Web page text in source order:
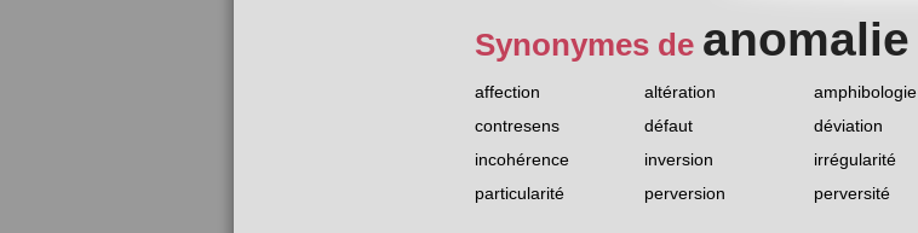
Synonymes de anomalie
affection altération amphibologie
contresens
défaut déviation
incohérence
inversion irrégularité
particularité
perversion perversité